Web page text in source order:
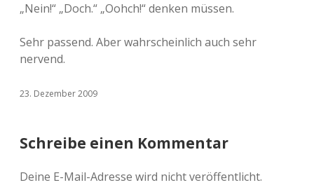
„Nein!“ „Doch.“ „Oohch!“ denken müssen.
Sehr passend. Aber wahrscheinlich auch sehr
nervend.
23. Dezember 2009
Schreibe einen Kommentar
Deine E-Mail-Adresse wird nicht veröffentlicht.